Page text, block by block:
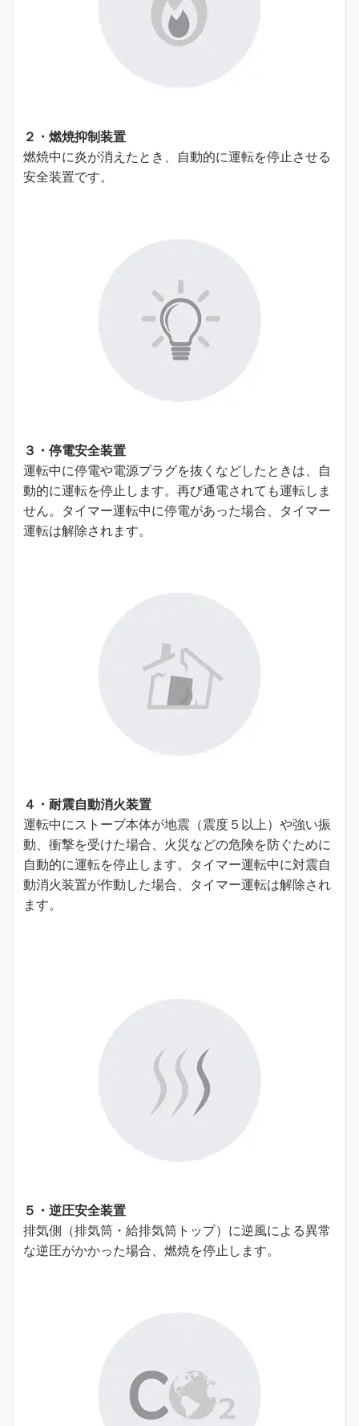
２・燃焼抑制装置
燃焼中に炎が消えたとき、⾃動的に運転を停⽌させる
安全装置です。
３・停電安全装置
運転中に停電や電源プラグを抜くなどしたときは、⾃
動的に運転を停⽌します。再び通電されても運転しま
せん。タイマー運転中に停電があった場合、タイマー
運転は解除されます。
４・耐震自動消火装置
運転中にストーブ本体が地震（震度５以上）や強い振
動、衝撃を受けた場合、⽕災などの危険を防ぐために
⾃動的に運転を停⽌します。タイマー運転中に対震⾃
動消⽕装置が作動した場合、タイマー運転は解除され
ます。
５・逆圧安全装置
排気側（排気筒・給排気筒トップ）に逆⾵による異常
な逆圧がかかった場合、燃焼を停⽌します。